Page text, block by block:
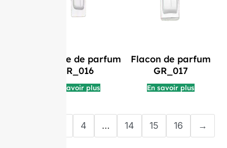
Bouteille de parfum
GR_016
En savoir plus
Flacon de parfum
GR_017
En savoir plus
4 … 14 15 16 →